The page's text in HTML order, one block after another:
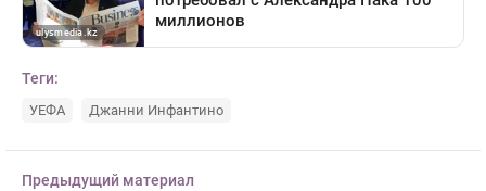
Теги:
УЕФА Джанни Инфантино
Предыдущий материал